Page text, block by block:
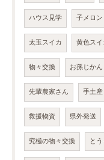
ハウス見学 子メロン
太玉スイカ 黄色ス
物々交換 お孫じかん
先輩農家さん 手土産
救援物資 県外発送
究極の物々交換 と